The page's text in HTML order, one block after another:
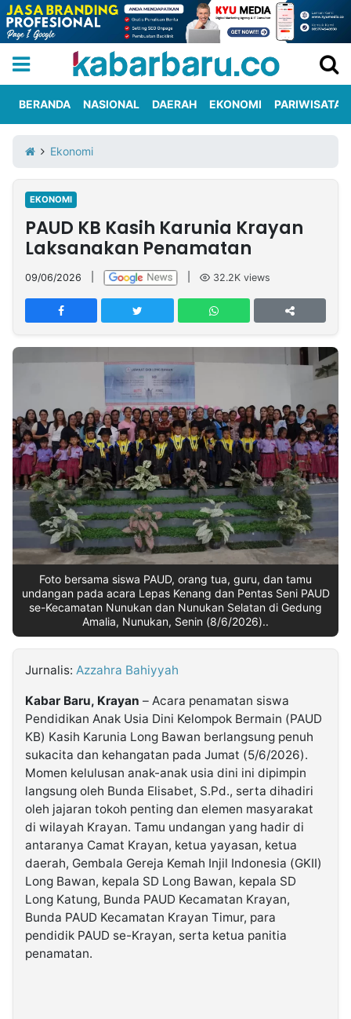
Iklan
Berita
Kami
Nasional
International
Olahraga
Entertainment
Daerah
Pariwisata
Kuliner
Kolom
Network
PT
TREETAN
MULTIMEDIA
INDONESIA
Partner
Insight
NTB
Suara
Time
Lens
IDN
Daily
Jogja
Jalan
Rakyat
Idealita
News
Kita
Notice
Dinamikapost.com
Radar
Baru
Seedbacklink
Follow
Kabarbaru
Kabarbaru.co
2026
Kabarbaru
Media
Holding
BERANDA NASIONAL DAERAH EKONOMI PARIWISATA
Ekonomi
EKONOMI
PAUD KB Kasih Karunia Krayan
Laksanakan Penamatan
09/06/2026 32.2K views
Foto bersama siswa PAUD, orang tua, guru, dan tamu
undangan pada acara Lepas Kenang dan Pentas Seni PAUD
se-Kecamatan Nunukan dan Nunukan Selatan di Gedung
Amalia, Nunukan, Senin (8/6/2026)..
Jurnalis: Azzahra Bahiyyah
Kabar Baru, Krayan – Acara penamatan siswa
Pendidikan Anak Usia Dini Kelompok Bermain (PAUD
KB) Kasih Karunia Long Bawan berlangsung penuh
sukacita dan kehangatan pada Jumat (5/6/2026).
Momen kelulusan anak-anak usia dini ini dipimpin
langsung oleh Bunda Elisabet, S.Pd., serta dihadiri
oleh jajaran tokoh penting dan elemen masyarakat
di wilayah Krayan. Tamu undangan yang hadir di
antaranya Camat Krayan, ketua yayasan, ketua
daerah, Gembala Gereja Kemah Injil Indonesia (GKII)
Long Bawan, kepala SD Long Bawan, kepala SD
Long Katung, Bunda PAUD Kecamatan Krayan,
Bunda PAUD Kecamatan Krayan Timur, para
pendidik PAUD se-Krayan, serta ketua panitia
penamatan.